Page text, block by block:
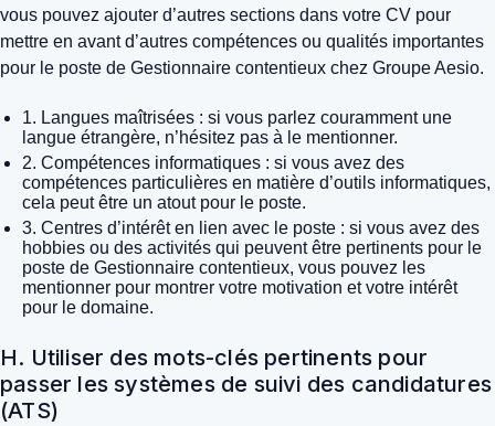
vous pouvez ajouter d’autres sections dans votre CV pour
mettre en avant d’autres compétences ou qualités importantes
pour le poste de Gestionnaire contentieux chez Groupe Aesio.
1. Langues maîtrisées : si vous parlez couramment une
langue étrangère, n’hésitez pas à le mentionner.
2. Compétences informatiques : si vous avez des
compétences particulières en matière d’outils informatiques,
cela peut être un atout pour le poste.
3. Centres d’intérêt en lien avec le poste : si vous avez des
hobbies ou des activités qui peuvent être pertinents pour le
poste de Gestionnaire contentieux, vous pouvez les
mentionner pour montrer votre motivation et votre intérêt
pour le domaine.
H. Utiliser des mots-clés pertinents pour
passer les systèmes de suivi des candidatures
(ATS)